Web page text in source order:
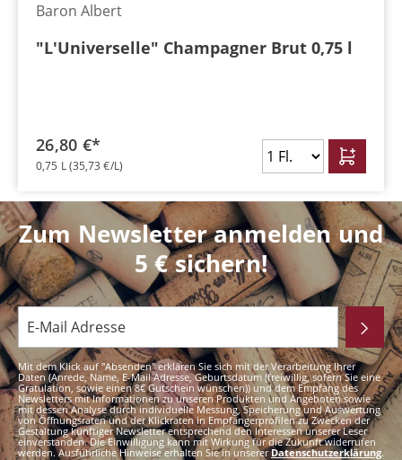
Baron Albert
"L'Universelle" Champagner Brut 0,75 l
26,80 €*
0,75 L(35,73 €/L)
Zum Newsletter anmelden und
5 € sichern!
Mit dem Klick auf "Absenden" erklären Sie sich mit der Verarbeitung Ihrer
Daten (Anrede, Name, E-Mail Adresse, Geburtsdatum (freiwillig, sofern Sie eine
Gratulation, sowie einen 8€ Gutschein wünschen)) und dem Empfang des
Newsletters mit Informationen zu unseren Produkten und Angeboten sowie
mit dessen Analyse durch individuelle Messung, Speicherung und Auswertung
von Öffnungsraten und der Klickraten in Empfängerprofilen zu Zwecken der
Gestaltung künftiger Newsletter entsprechend den Interessen unserer Leser
einverstanden. Die Einwilligung kann mit Wirkung für die Zukunft widerrufen
werden. Ausführliche Hinweise erhalten Sie in unsererDatenschutzerklärung.